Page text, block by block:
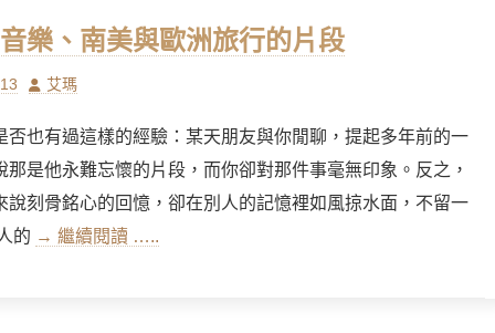
樂、南美與歐洲旅行的片段
Author
艾瑪
否也有過這樣的經驗：某天朋友與你閒聊，提起多年前的一
那是他永難忘懷的片段，而你卻對那件事毫無印象。反之，
說刻骨銘心的回憶，卻在別人的記憶裡如風掠水面，不留一
的 → 繼續閱讀 …..